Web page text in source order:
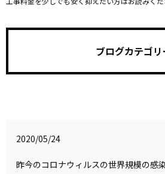
ブログカテゴリ
2020/05/24
昨今のコロナウィルスの世界規模の感